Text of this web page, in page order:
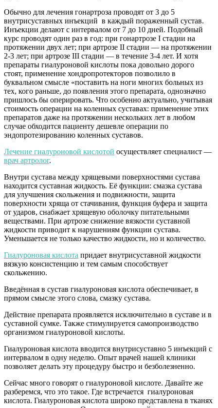
Обычно для лечения гонартроза проводят от 3 до 5
внутрисуставных инъекций в каждый пораженный сустав.
Инъекции делают с интервалом от 7 до 10 дней. Подобный
курс проводят один раз в год: при гонартрозе I стадии на
протяжении двух лет; при артрозе II стадии — на протяжении
2-3 лет; при артрозе III стадии — в течение 3-4 лет. И хотя
препараты гиалуроновой кислоты пока довольно дорого
стоят, применение хондропротекторов позволило в
буквальном смысле «поставить на ноги многих больных из
тех, кого раньше, до появления этого препарата, однозначно
пришлось бы оперировать. Что особенно актуально, учитывая
стоимость операции на коленных суставах: применение этих
препаратов даже на протяжении нескольких лет в любом
случае обходится пациенту дешевле операции по
эндопротезированию коленных суставов.
Лечение гиалуроновой кислотой осуществляет специалист —
врач артролог.
Внутри сустава между хрящевыми поверхностями сустава
находится суставная жидкость. Её функции: смазка сустава
для улучшения скольжения и подвижности, защита
поверхности хряща от стачивания, функция буфера и защита
от ударов, снабжает хрящевую оболочку питательными
веществами. При артрозе снижение вязкости суставной
жидкости приводит к нарушениям функции сустава.
Уменьшается не только качество жидкости, но и количество.
Гиалуроновая кислота придает внутрисуставной жидкости
вязкую консистенцию и тем самым способствует
скольжению.
Введённая в сустав гиалуроновая кислота обеспечивает, в
прямом смысле этого слова, смазку сустава.
Действие препарата проявляется исключительно в суставе и в
суставной сумке. Также стимулируется самопроизводство
организмом гиалуроновой кислоты.
Гиалуроновая кислота вводится внутрисуставно 5 инъекций с
интервалом в одну неделю. Опыт врачей нашей клиники
позволяет делать эту процедуру быстро и безболезненно.
Сейчас много говорят о гиалуроновой кислоте. Давайте же
разберемся, что это такое. Где встречается гиалуроновая
кислота. Гиалуроновая кислота широко представлена в тканях